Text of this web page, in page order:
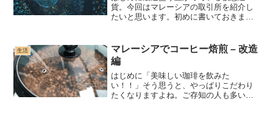
貨。今回はマレーシアの取引所を紹介し
たいと思います。初めに書いておきます
ださい。仮想通貨ですが、別に何か儲け
ようと考えていなくても、送...
生活
マレーシアでコーヒー焙煎 – 改造
編
はじめに「美味しい珈琲を飲みた
い！！」そう思うと、やっぱりこだわり
たくなりますよね。ご存知の人も多いよ